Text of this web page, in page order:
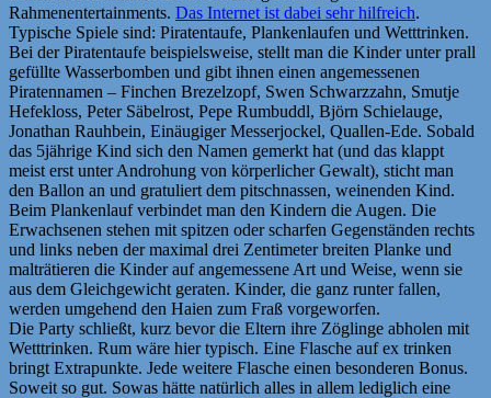
Rahmenentertainments. Das Internet ist dabei sehr hilfreich.
Typische Spiele sind: Piratentaufe, Plankenlaufen und Wetttrinken.
Bei der Piratentaufe beispielsweise, stellt man die Kinder unter prall
gefüllte Wasserbomben und gibt ihnen einen angemessenen
Piratennamen – Finchen Brezelzopf, Swen Schwarzzahn, Smutje
Hefekloss, Peter Säbelrost, Pepe Rumbuddl, Björn Schielauge,
Jonathan Rauhbein, Einäugiger Messerjockel, Quallen-Ede. Sobald
das 5jährige Kind sich den Namen gemerkt hat (und das klappt
meist erst unter Androhung von körperlicher Gewalt), sticht man
den Ballon an und gratuliert dem pitschnassen, weinenden Kind.
Beim Plankenlauf verbindet man den Kindern die Augen. Die
Erwachsenen stehen mit spitzen oder scharfen Gegenständen rechts
und links neben der maximal drei Zentimeter breiten Planke und
malträtieren die Kinder auf angemessene Art und Weise, wenn sie
aus dem Gleichgewicht geraten. Kinder, die ganz runter fallen,
werden umgehend den Haien zum Fraß vorgeworfen.
Die Party schließt, kurz bevor die Eltern ihre Zöglinge abholen mit
Wetttrinken. Rum wäre hier typisch. Eine Flasche auf ex trinken
bringt Extrapunkte. Jede weitere Flasche einen besonderen Bonus.
Soweit so gut. Sowas hätte natürlich alles in allem lediglich eine